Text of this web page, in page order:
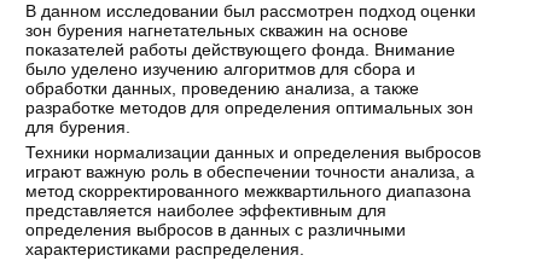
В данном исследовании был рассмотрен подход оценки
зон бурения нагнетательных скважин на основе
показателей работы действующего фонда. Внимание
было уделено изучению алгоритмов для сбора и
обработки данных, проведению анализа, а также
разработке методов для определения оптимальных зон
для бурения.
Техники нормализации данных и определения выбросов
играют важную роль в обеспечении точности анализа, а
метод скорректированного межквартильного диапазона
представляется наиболее эффективным для
определения выбросов в данных с различными
характеристиками распределения.